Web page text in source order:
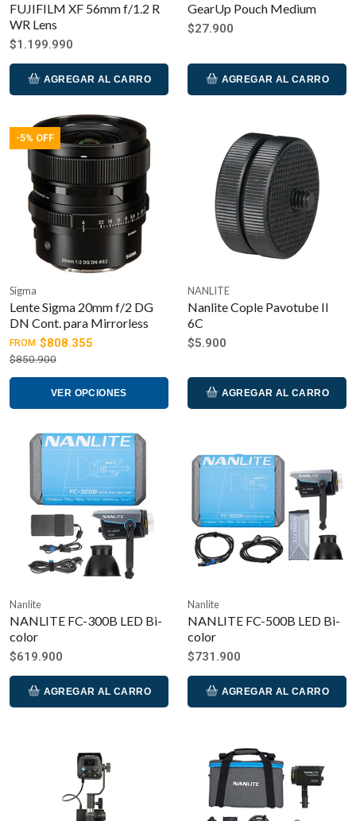
FUJIFILM XF 56mm f/1.2 R
WR Lens
$1.199.990
AGREGAR AL CARRO
GearUp Pouch Medium
$27.900
AGREGAR AL CARRO
-5% OFF
Sigma
Lente Sigma 20mm f/2 DG
DN Cont. para Mirrorless
FROM $808.355
$850.900
VER OPCIONES
NANLITE
Nanlite Cople Pavotube II
6C
$5.900
AGREGAR AL CARRO
Nanlite
NANLITE FC-300B LED Bi-
color
$619.900
AGREGAR AL CARRO
Nanlite
NANLITE FC-500B LED Bi-
color
$731.900
AGREGAR AL CARRO